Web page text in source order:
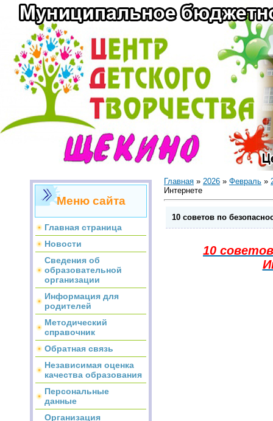
Меню сайта
Главная страница
Новости
Сведения об
образовательной
организации
Информация для
родителей
Методический
справочник
Обратная связь
Независимая оценка
качества образования
Персональные
данные
Организация
Главная » 2026 » Февраль »
Интернете
10 советов по
10